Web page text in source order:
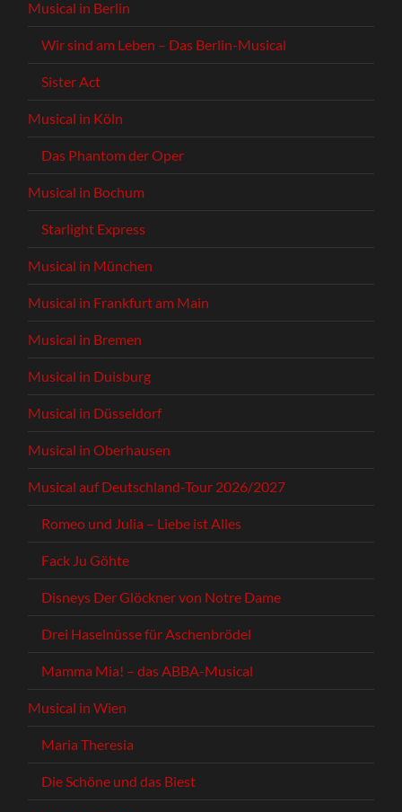
Musical in Berlin
Wir sind am Leben – Das Berlin-Musical
Sister Act
Musical in Köln
Das Phantom der Oper
Musical in Bochum
Starlight Express
Musical in München
Musical in Frankfurt am Main
Musical in Bremen
Musical in Duisburg
Musical in Düsseldorf
Musical in Oberhausen
Musical auf Deutschland-Tour 2026/2027
Romeo und Julia – Liebe ist Alles
Fack Ju Göhte
Disneys Der Glöckner von Notre Dame
Drei Haselnüsse für Aschenbrödel
Mamma Mia! – das ABBA-Musical
Musical in Wien
Maria Theresia
Die Schöne und das Biest